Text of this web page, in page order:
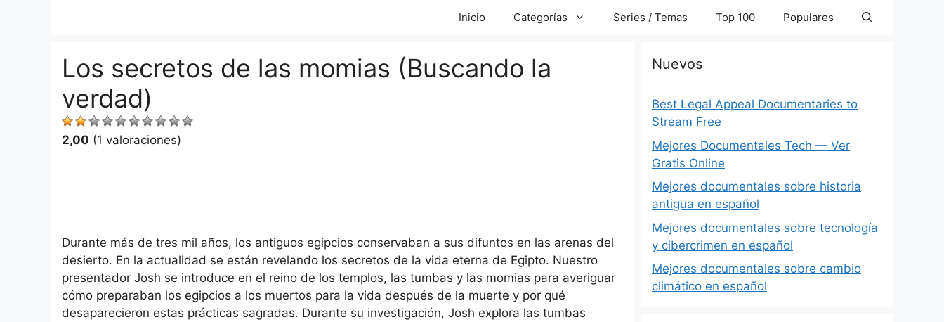
Inicio Categorías Series / Temas Top 100 Populares
Los secretos de las momias (Buscando la
verdad)
2,00 (1 valoraciones)
Durante más de tres mil años, los antiguos egipcios conservaban a sus difuntos en las arenas del
desierto. En la actualidad se están revelando los secretos de la vida eterna de Egipto. Nuestro
presentador Josh se introduce en el reino de los templos, las tumbas y las momias para averiguar
cómo preparaban los egipcios a los muertos para la vida después de la muerte y por qué
desaparecieron estas prácticas sagradas. Durante su investigación, Josh explora las tumbas
Nuevos
Best Legal Appeal Documentaries to
Stream Free
Mejores Documentales Tech — Ver
Gratis Online
Mejores documentales sobre historia
antigua en español
Mejores documentales sobre tecnología
y cibercrimen en español
Mejores documentales sobre cambio
climático en español